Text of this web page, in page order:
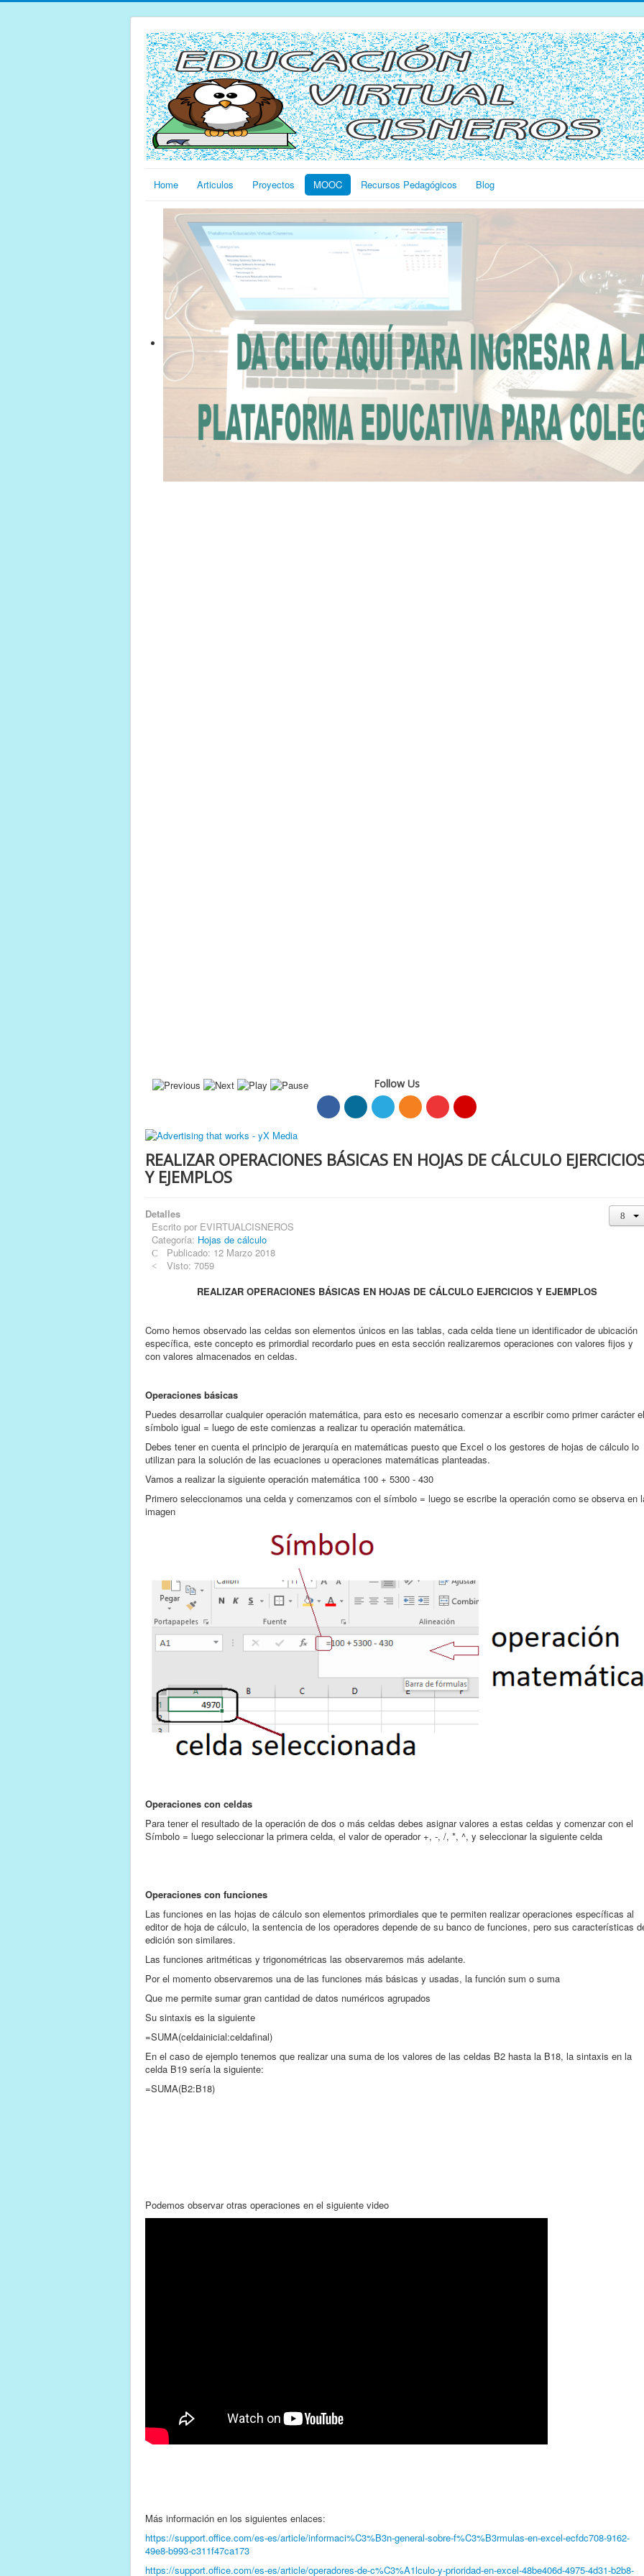
Home Articulos Proyectos MOOC Recursos Pedagógicos Blog
Follow Us
REALIZAR OPERACIONES BÁSICAS EN HOJAS DE CÁLCULO
Y EJEMPLOS
Detalles
Escrito por EVIRTUALCISNEROS
Categoría: Hojas de cálculo
Publicado: 12 Marzo 2018
Visto: 7059
REALIZAR OPERACIONES BÁSICAS EN HOJAS DE CÁLCULO EJERCICIOS Y EJEMPLOS
Como hemos observado las celdas son elementos únicos en las tablas, cada celda tiene un identificador de ubicación
específica, este concepto es primordial recordarlo pues en esta sección realizaremos operaciones con valores fijos y
con valores almacenados en celdas.
Operaciones básicas
Puedes desarrollar cualquier operación matemática, para esto es necesario comenzar a escribir como primer carácter el
símbolo igual = luego de este comienzas a realizar tu operación matemática.
Debes tener en cuenta el principio de jerarquía en matemáticas puesto que Excel o los gestores de hojas de cálculo lo
utilizan para la solución de las ecuaciones u operaciones matemáticas planteadas.
Vamos a realizar la siguiente operación matemática 100 + 5300 - 430
Primero seleccionamos una celda y comenzamos con el símbolo = luego se escribe la operación como se observa en
imagen
Operaciones con celdas
Para tener el resultado de la operación de dos o más celdas debes asignar valores a estas celdas y comenzar con el
Símbolo = luego seleccionar la primera celda, el valor de operador +, -, /, *, ^, y seleccionar la siguiente celda
Operaciones con funciones
Las funciones en las hojas de cálculo son elementos primordiales que te permiten realizar operaciones específicas al
editor de hoja de cálculo, la sentencia de los operadores depende de su banco de funciones, pero sus características
edición son similares.
Las funciones aritméticas y trigonométricas las observaremos más adelante.
Por el momento observaremos una de las funciones más básicas y usadas, la función sum o suma
Que me permite sumar gran cantidad de datos numéricos agrupados
Su sintaxis es la siguiente
=SUMA(celdainicial:celdafinal)
En el caso de ejemplo tenemos que realizar una suma de los valores de las celdas B2 hasta la B18, la sintaxis en la
celda B19 sería la siguiente:
=SUMA(B2:B18)
Podemos observar otras operaciones en el siguiente video
Más información en los siguientes enlaces:
https://support.office.com/es-es/article/informaci%C3%B3n-general-sobre-f%C3%B3rmulas-en-excel-ecfdc708-9162-
49e8-b993-c311f47ca173
https://support.office.com/es-es/article/operadores-de-c%C3%A1lculo-y-prioridad-en-excel-48be406d-4975-4d31-b2b8-